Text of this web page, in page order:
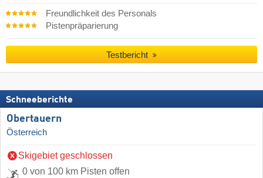
Freundlichkeit des Personals
Pistenpräparierung
Testbericht
Schneeberichte
Obertauern
Österreich
Skigebiet geschlossen
0 von 100 km Pisten offen